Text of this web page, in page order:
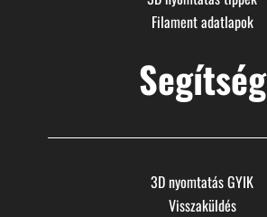
Filament adatlapok
Segítség
3D nyomtatás GYIK
Visszaküldés